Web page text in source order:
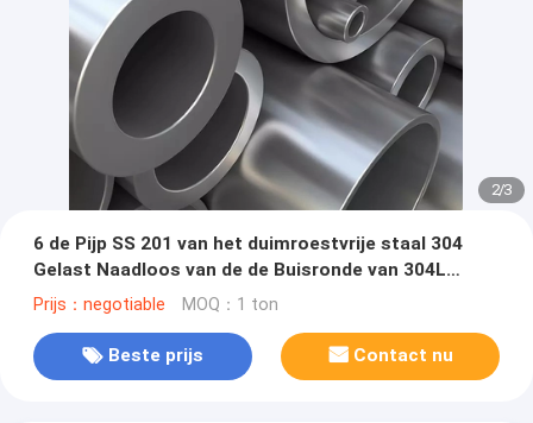
2/3
6 de Pijp SS 201 van het duimroestvrije staal 304
Gelast Naadloos van de de Buisronde van 304L
Spiegel Opgepoetste
Prijs：negotiable MOQ：1 ton
Beste prijs Contact nu